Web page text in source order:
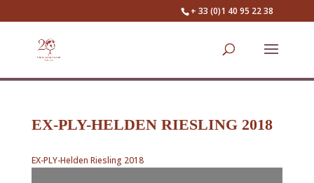
+ 33 (0)1 40 95 22 38
EX-PLY-HELDEN RIESLING 2018
EX-PLY-Helden Riesling 2018